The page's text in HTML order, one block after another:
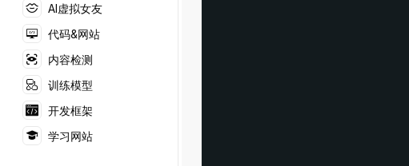
AI虚拟女友
代码&网站
内容检测
训练模型
开发框架
学习网站